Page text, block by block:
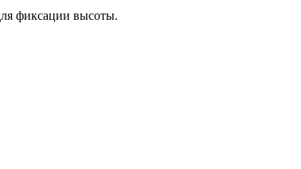
фиксации высоты.